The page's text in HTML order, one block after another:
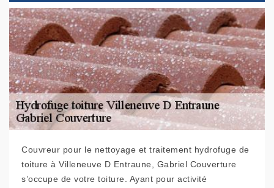
Couvreur pour le nettoyage et traitement hydrofuge de
toiture à Villeneuve D Entraune, Gabriel Couverture
s’occupe de votre toiture. Ayant pour activité